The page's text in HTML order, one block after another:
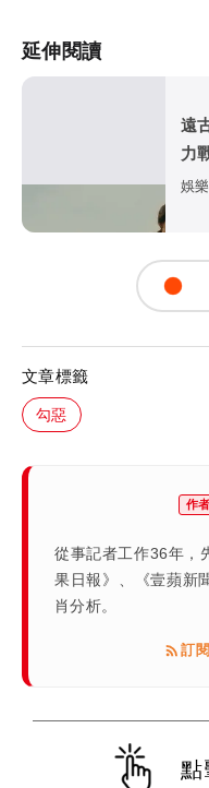
延伸閱讀
遠
力
殺
娛
文章標籤
勾惡
作
從事記者工作36年，
果日報》、《壹蘋新
肖分析。
訂
點